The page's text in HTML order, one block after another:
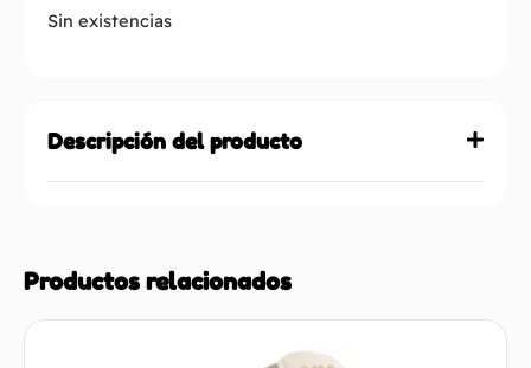
Sin existencias
Descripción del producto
Productos relacionados